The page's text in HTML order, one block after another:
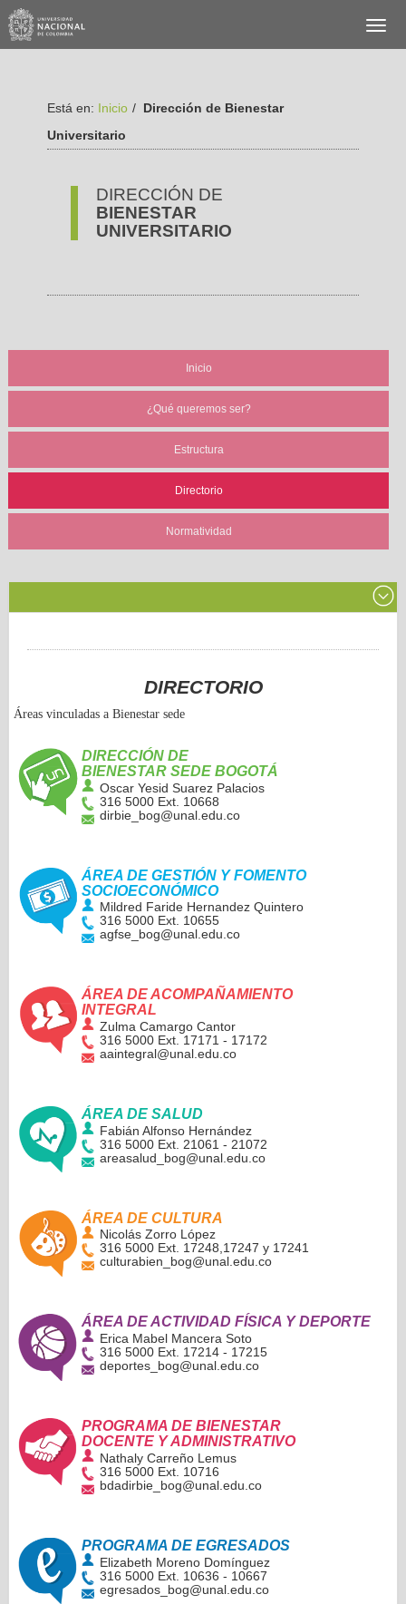
Está en: Inicio / Dirección de Bienestar
Universitario
DIRECCIÓN DE
BIENESTAR
UNIVERSITARIO
Inicio
¿Qué queremos ser?
Estructura
Directorio
Normatividad
DIRECTORIO
Áreas vinculadas a Bienestar sede
DIRECCIÓN DE
BIENESTAR SEDE BOGOTÁ
Oscar Yesid Suarez Palacios
316 5000 Ext. 10668
dirbie_bog@unal.edu.co
ÁREA DE GESTIÓN Y FOMENTO
SOCIOECONÓMICO
Mildred Faride Hernandez Quintero
316 5000 Ext. 10655
agfse_bog@unal.edu.co
ÁREA DE ACOMPAÑAMIENTO
INTEGRAL
Zulma Camargo Cantor
316 5000 Ext. 17171 - 17172
aaintegral@unal.edu.co
ÁREA DE SALUD
Fabián Alfonso Hernández
316 5000 Ext. 21061 - 21072
areasalud_bog@unal.edu.co
ÁREA DE CULTURA
Nicolás Zorro López
316 5000 Ext. 17248,17247 y 17241
culturabien_bog@unal.edu.co
ÁREA DE ACTIVIDAD FÍSICA Y DEPORTE
Erica Mabel Mancera Soto
316 5000 Ext. 17214 - 17215
deportes_bog@unal.edu.co
PROGRAMA DE BIENESTAR
DOCENTE Y ADMINISTRATIVO
Nathaly Carreño Lemus
316 5000 Ext. 10716
bdadirbie_bog@unal.edu.co
PROGRAMA DE EGRESADOS
Elizabeth Moreno Domínguez
316 5000 Ext. 10636 - 10667
egresados_bog@unal.edu.co